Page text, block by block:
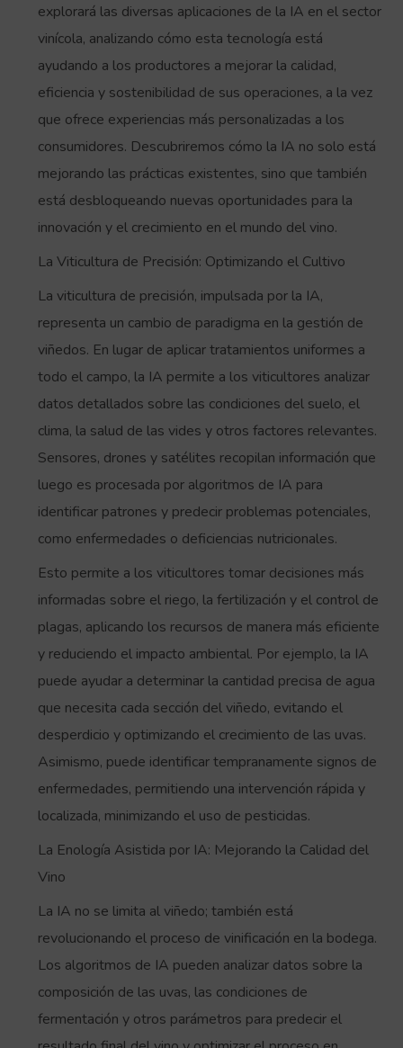
explorará las diversas aplicaciones de la IA en el sector
vinícola, analizando cómo esta tecnología está
ayudando a los productores a mejorar la calidad,
eficiencia y sostenibilidad de sus operaciones, a la vez
que ofrece experiencias más personalizadas a los
consumidores. Descubriremos cómo la IA no solo está
mejorando las prácticas existentes, sino que también
está desbloqueando nuevas oportunidades para la
innovación y el crecimiento en el mundo del vino.
La Viticultura de Precisión: Optimizando el Cultivo
La viticultura de precisión, impulsada por la IA,
representa un cambio de paradigma en la gestión de
viñedos. En lugar de aplicar tratamientos uniformes a
todo el campo, la IA permite a los viticultores analizar
datos detallados sobre las condiciones del suelo, el
clima, la salud de las vides y otros factores relevantes.
Sensores, drones y satélites recopilan información que
luego es procesada por algoritmos de IA para
identificar patrones y predecir problemas potenciales,
como enfermedades o deficiencias nutricionales.
Esto permite a los viticultores tomar decisiones más
informadas sobre el riego, la fertilización y el control de
plagas, aplicando los recursos de manera más eficiente
y reduciendo el impacto ambiental. Por ejemplo, la IA
puede ayudar a determinar la cantidad precisa de agua
que necesita cada sección del viñedo, evitando el
desperdicio y optimizando el crecimiento de las uvas.
Asimismo, puede identificar tempranamente signos de
enfermedades, permitiendo una intervención rápida y
localizada, minimizando el uso de pesticidas.
La Enología Asistida por IA: Mejorando la Calidad del
Vino
La IA no se limita al viñedo; también está
revolucionando el proceso de vinificación en la bodega.
Los algoritmos de IA pueden analizar datos sobre la
composición de las uvas, las condiciones de
fermentación y otros parámetros para predecir el